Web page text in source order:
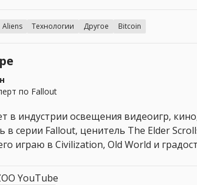
Aliens Технологии Другое Bitcoin
по Fallout
в индустрии освещения видеоигр,
в серии Fallout, ценитель The Elder
играю в Civilization, Old World и
YouTube